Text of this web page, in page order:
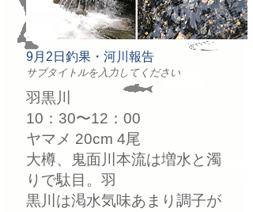
9月2日釣果・河川報告
サブタイトルを入力してください
羽黒川
10：30〜12：00
ヤマメ 20cm 4尾
大樽、鬼面川本流は増水と濁
りで駄目。羽
黒川は渇水気味あまり調子が